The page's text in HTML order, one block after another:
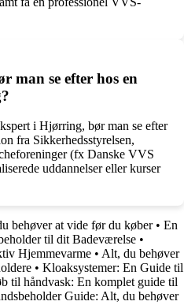
man se efter hos en
i Hjørring, bør man se efter
fra Sikkerhedsstyrelsen,
(fx Danske VVS
uddannelser eller kurser
behøver at vide før du køber• En
til dit Badeværelse •
Hjemmevarme • Alt, du behøver
• Kloaksystemer: En Guide til
til håndvask: En komplet guide til
Guide: Alt, du behøver